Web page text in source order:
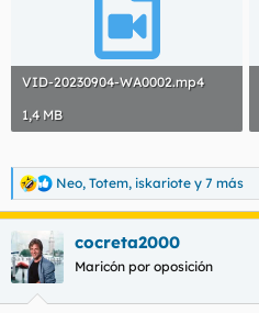
VID-20230904-WA0002.mp4
1,4 MB
R
e
a
c
c
i
Neo, Totem, iskariote y 7 más
cocreta2000
Maricón por oposición